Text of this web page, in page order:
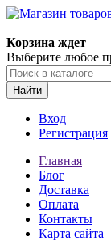
Корзина ждет
Выберите любое
Найти
Вход
Регистрация
Главная
Блог
Доставка
Оплата
Контакты
Карта сайта